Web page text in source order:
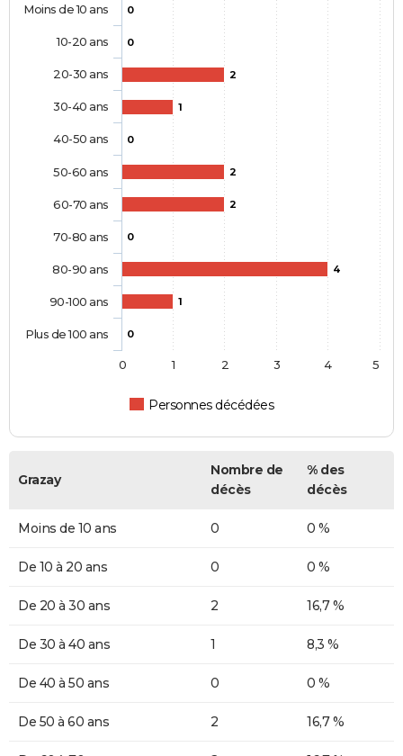
0
0
2
1
0
2
2
0
4
1
0
Personnes décédées
Moins de 10 ans
10-20 ans
20-30 ans
30-40 ans
40-50 ans
50-60 ans
60-70 ans
70-80 ans
80-90 ans
90-100 ans
Plus de 100 ans
0 1 2 3 4 5
Grazay
Nombre de
décès
% des
décès
Moins de 10 ans 0 0 %
De 10 à 20 ans 0 0 %
De 20 à 30 ans 2 16,7 %
De 30 à 40 ans 1 8,3 %
De 40 à 50 ans 0 0 %
De 50 à 60 ans 2 16,7 %